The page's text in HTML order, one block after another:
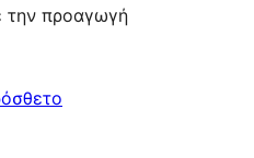
την προαγωγή